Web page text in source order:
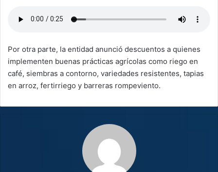
Por otra parte, la entidad anunció descuentos a quienes
implementen buenas prácticas agrícolas como riego en
café, siembras a contorno, variedades resistentes, tapias
en arroz, fertirriego y barreras rompeviento.